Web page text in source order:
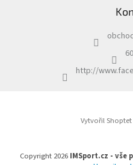
http://
Vytvořil Shoptet
Copyright 2026 IMSport.cz - vše